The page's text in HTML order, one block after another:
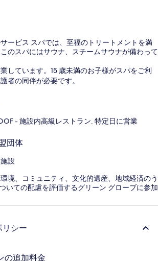
ービス スパでは、至福のトリートメントを満
のスパにはサウナ、スチームサウナが備わって
しています。15 歳未満のお子様がスパをご利
者の同伴が必要です。
- 施設内高級レストラン. 特定日に営業
団体
設
境、コミュニティ、文化的遺産、地域経済のう
いての配慮を評価するグリーン グローブに参加
リシー
の追加料金